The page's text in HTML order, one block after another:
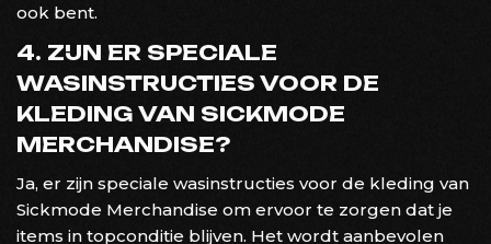
ook bent.
4. ZIJN ER SPECIALE
WASINSTRUCTIES VOOR DE
KLEDING VAN SICKMODE
MERCHANDISE?
Ja, er zijn speciale wasinstructies voor de kleding van
Sickmode Merchandise om ervoor te zorgen dat je
items in topconditie blijven. Het wordt aanbevolen